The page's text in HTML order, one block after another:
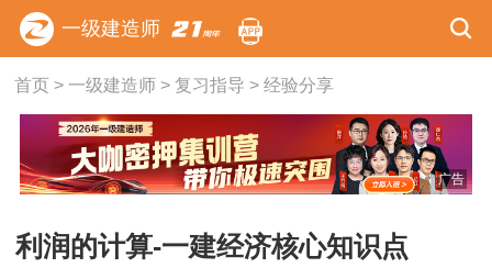
一级建造师
首页> 一级建造师> 复习指导 > 经验分享
广告
利润的计算-一建经济核心知识点